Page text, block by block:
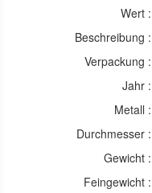
Wert :
Beschreibung :
Verpackung :
Jahr :
Metall :
Durchmesser :
Gewicht :
Feingewicht :